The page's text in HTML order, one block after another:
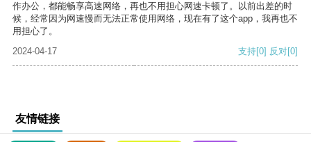
作办公，都能畅享高速网络，再也不用担心网速卡顿了。以前出差的时
候，经常因为网速慢而无法正常使用网络，现在有了这个app，我再也不
用担心了。
2024-04-17
支持[0] 反对[0]
友情链接